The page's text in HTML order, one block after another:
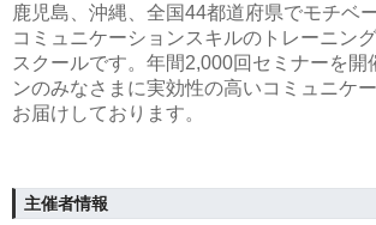
鹿児島、沖縄、全国44都道府県でモチベ
コミュニケーションスキルのトレーニン
スクールです。年間2,000回セミナーを開
ンのみなさまに実効性の高いコミュニケ
お届けしております。
主催者情報